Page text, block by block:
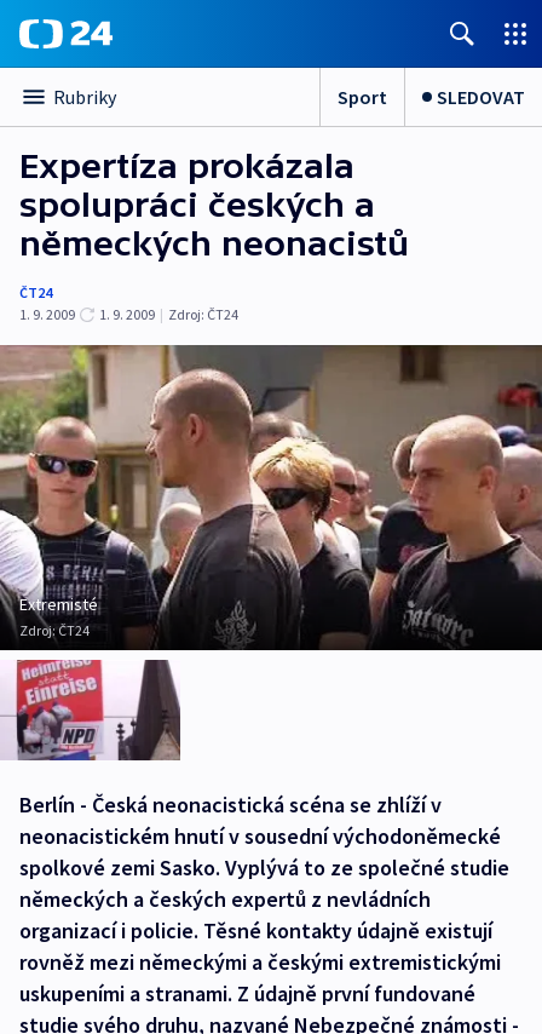
Rubriky Sport SLEDOVAT
Expertíza prokázala
spolupráci českých a
německých neonacistů
ČT24
1. 9. 2009
1. 9. 2009 | Zdroj: ČT24
Extremisté
Zdroj:ČT24
Berlín - Česká neonacistická scéna se zhlíží v
neonacistickém hnutí v sousední východoněmecké
spolkové zemi Sasko. Vyplývá to ze společné studie
německých a českých expertů z nevládních
organizací i policie. Těsné kontakty údajně existují
rovněž mezi německými a českými extremistickými
uskupeními a stranami. Z údajně první fundované
studie svého druhu, nazvané Nebezpečné známosti -